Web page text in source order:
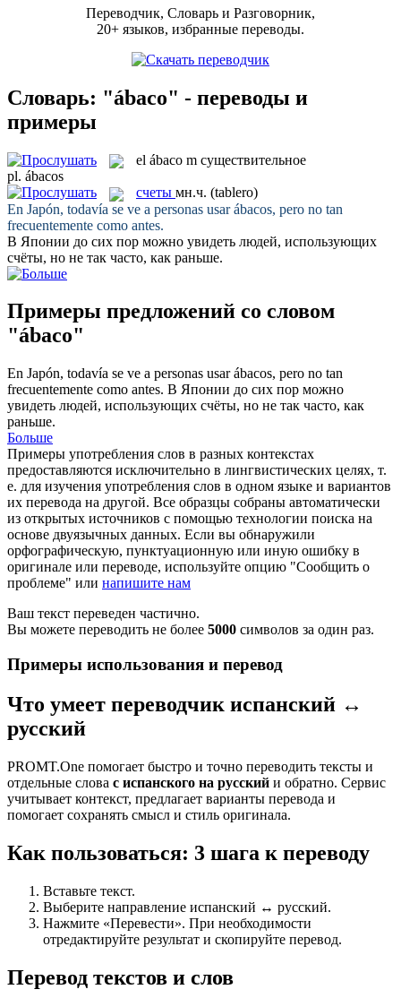
Переводчик, Словарь и Разговорник,
20+ языков, избранные переводы.
Словарь: "ábaco" - переводы и
примеры
el ábaco m существительное
pl. ábacos
счеты мн.ч. (tablero)
En Japón, todavía se ve a personas usarábacos, pero no tan
frecuentemente como antes.
В Японии до сих пор можно увидеть людей, использующих
счёты, но не так часто, как раньше.
Примеры предложений со словом
"ábaco"
En Japón, todavía se ve a personas usarábacos, pero no tan
frecuentemente como antes. В Японии до сих пор можно
увидеть людей, использующих счёты, но не так часто, как
раньше.
Больше
Примеры употребления слов в разных контекстах
предоставляются исключительно в лингвистических целях, т.
е. для изучения употребления слов в одном языке и вариантов
их перевода на другой. Все образцы собраны автоматически
из открытых источников с помощью технологии поиска на
основе двуязычных данных. Если вы обнаружили
орфографическую, пунктуационную или иную ошибку в
оригинале или переводе, используйте опцию "Сообщить о
проблеме" или напишите нам
Ваш текст переведен частично.
Вы можете переводить не более 5000 символов за один раз.
Примеры использования и перевод
Что умеет переводчик испанский ↔
русский
PROMT.One помогает быстро и точно переводить тексты и
отдельные слова с испанского на русский и обратно. Сервис
учитывает контекст, предлагает варианты перевода и
помогает сохранять смысл и стиль оригинала.
Как пользоваться: 3 шага к переводу
Вставьте текст.
Выберите направление испанский ↔ русский.
Нажмите «Перевести». При необходимости
отредактируйте результат и скопируйте перевод.
Перевод текстов и слов